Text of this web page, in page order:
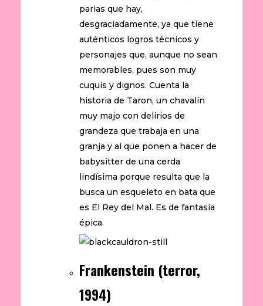
parias que hay,
desgraciadamente, ya que tiene
auténticos logros técnicos y
personajes que, aunque no sean
memorables, pues son muy
cuquis y dignos. Cuenta la
historia de Taron, un chavalín
muy majo con delirios de
grandeza que trabaja en una
granja y al que ponen a hacer de
babysitter de una cerda
lindísima porque resulta que la
busca un esqueleto en bata que
es El Rey del Mal. Es de fantasía
épica.
Frankenstein (terror,
1994)